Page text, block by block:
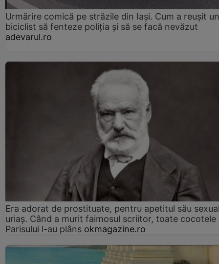
Urmărire comică pe străzile din Iași. Cum a reușit un
biciclist să fenteze poliția și să se facă nevăzut
adevarul.ro
Era adorat de prostituate, pentru apetitul său
uriaș. Când a murit faimosul scriitor, toate cocotele
Parisului l-au plâns okmagazine.ro